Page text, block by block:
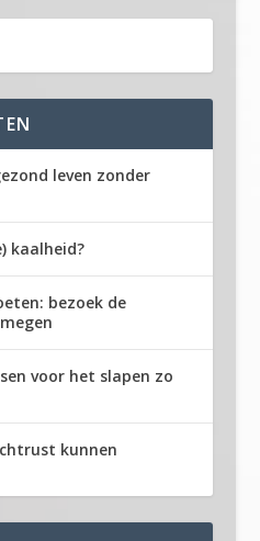
leven zonder
kaalheid?
bezoek de
voor het slapen zo
kunnen